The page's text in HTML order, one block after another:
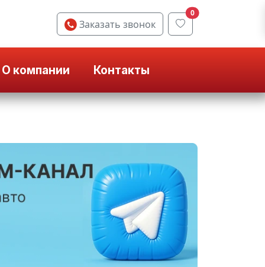
Заказать звонок
0
О компании Контакты